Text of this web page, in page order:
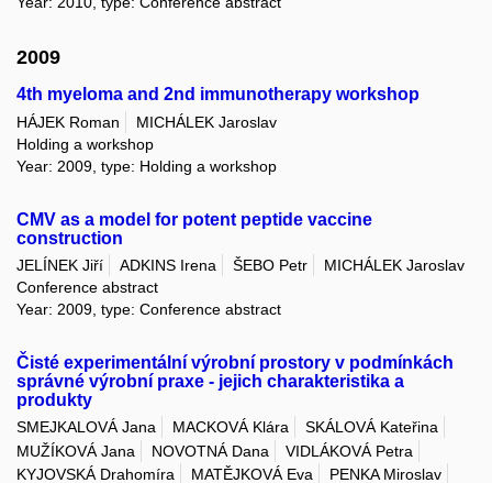
2009
4th myeloma and 2nd immunotherapy workshop
HÁJEK Roman
MICHÁLEK Jaroslav
Holding a workshop
Year: 2009, type: Holding a workshop
CMV as a model for potent peptide vaccine
construction
JELÍNEK Jiří ADKINS Irena ŠEBO Petr
MICHÁLEK Jaroslav
Conference abstract
Year: 2009, type: Conference abstract
Čisté experimentální výrobní prostory v podmínkách
správné výrobní praxe - jejich charakteristika a
produkty
SMEJKALOVÁ Jana MACKOVÁ Klára
SKÁLOVÁ Kateřina
MUŽÍKOVÁ Jana
NOVOTNÁ Dana
VIDLÁKOVÁ Petra
KYJOVSKÁ Drahomíra
MATĚJKOVÁ Eva
PENKA Miroslav